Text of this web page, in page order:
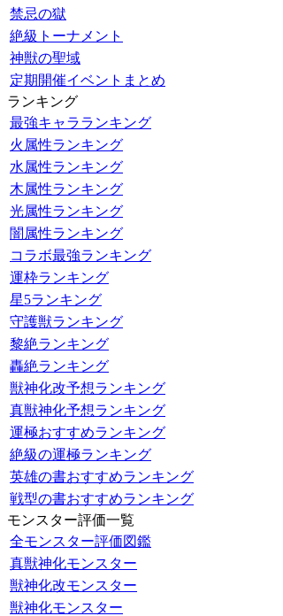
禁忌の獄
絶級トーナメント
神獣の聖域
定期開催イベントまとめ
ランキング
最強キャラランキング
火属性ランキング
水属性ランキング
木属性ランキング
光属性ランキング
闇属性ランキング
コラボ最強ランキング
運枠ランキング
星5ランキング
守護獣ランキング
黎絶ランキング
轟絶ランキング
獣神化改予想ランキング
真獣神化予想ランキング
運極おすすめランキング
絶級の運極ランキング
英雄の書おすすめランキング
戦型の書おすすめランキング
モンスター評価一覧
全モンスター評価図鑑
真獣神化モンスター
獣神化改モンスター
獣神化モンスター